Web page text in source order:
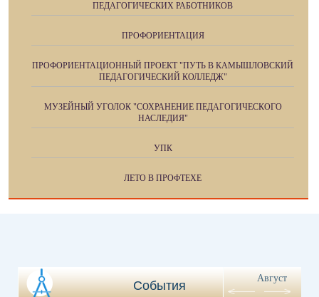
ПЕДАГОГИЧЕСКИХ РАБОТНИКОВ
ПРОФОРИЕНТАЦИЯ
ПРОФОРИЕНТАЦИОННЫЙ ПРОЕКТ "ПУТЬ В КАМЫШЛОВСКИЙ
ПЕДАГОГИЧЕСКИЙ КОЛЛЕДЖ"
МУЗЕЙНЫЙ УГОЛОК "СОХРАНЕНИЕ ПЕДАГОГИЧЕСКОГО
НАСЛЕДИЯ"
УПК
ЛЕТО В ПРОФТЕХЕ
События
Август